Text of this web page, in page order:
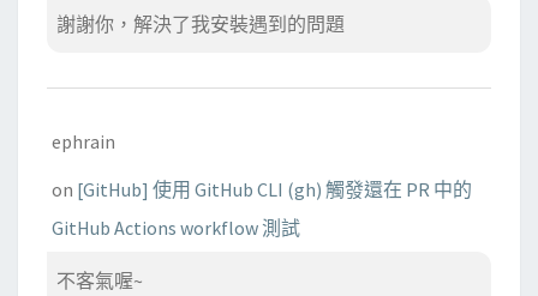
謝謝你，解決了我安裝遇到的問題
ephrain
on [GitHub] 使用 GitHub CLI (gh) 觸發還在 PR 中的
GitHub Actions workflow 測試
不客氣喔~